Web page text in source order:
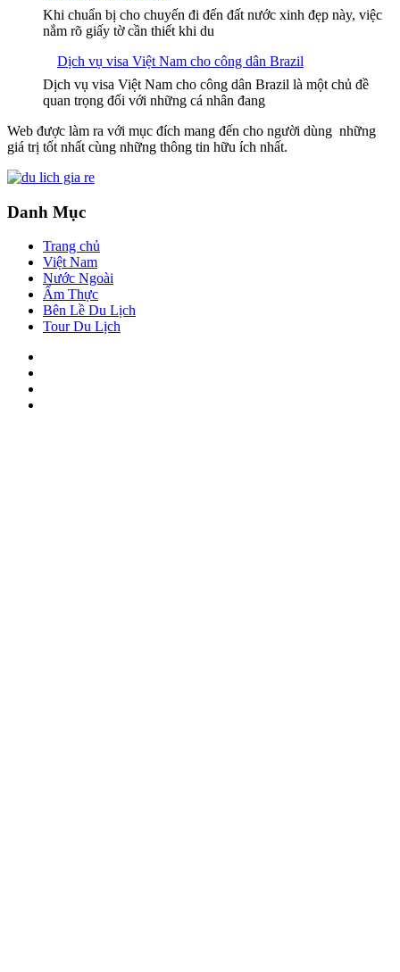
Khi chuẩn bị cho chuyến đi đến đất nước xinh đẹp này, việc
nắm rõ giấy tờ cần thiết khi du
Dịch vụ visa Việt Nam cho công dân Brazil
Dịch vụ visa Việt Nam cho công dân Brazil là một chủ đề
quan trọng đối với những cá nhân đang
Web được làm ra với mục đích mang đến cho người dùng những
giá trị tốt nhất cùng những thông tin hữu ích nhất.
Danh Mục
Trang chủ
Việt Nam
Nước Ngoài
Ẩm Thực
Bên Lề Du Lịch
Tour Du Lịch